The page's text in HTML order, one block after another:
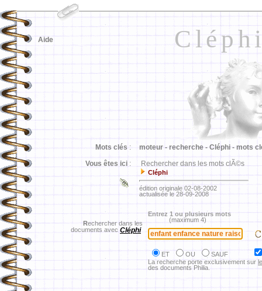
Aide
Mots clés : moteur - recherche - Cléphi - mots
Vous êtes ici : Rechercher dans les mots clÃ©s
Cléphi
édition originale 02-08-2002
actualisée le 28-09-2008
Rechercher dans les
documents avec Cléphi
Entrez 1 ou plusieurs mots
(maximum 4)
ET OU
SAUF
La recherche porte exclusivement sur
des documents Philia.